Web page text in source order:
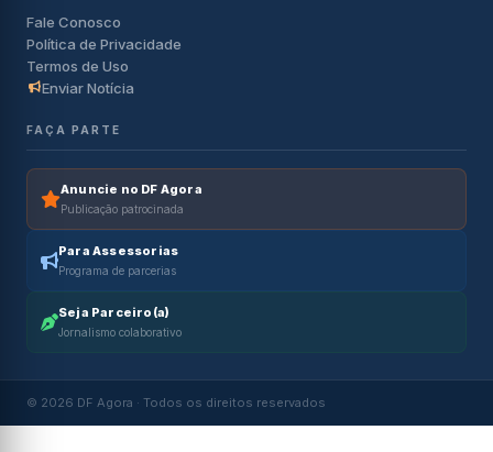
Fale Conosco
Política de Privacidade
Termos de Uso
Enviar Notícia
FAÇA PARTE
Anuncie no DF Agora
Publicação patrocinada
Para Assessorias
Programa de parcerias
Seja Parceiro(a)
Jornalismo colaborativo
© 2026 DF Agora · Todos os direitos reservados